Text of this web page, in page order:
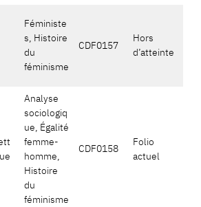
Féministe
s, Histoire
du
féminisme
CDF0157
Hors
d’atteinte
Analyse
sociologiq
ue, Égalité
femme-
homme,
Histoire
du
féminisme
CDF0158
Folio
actuel